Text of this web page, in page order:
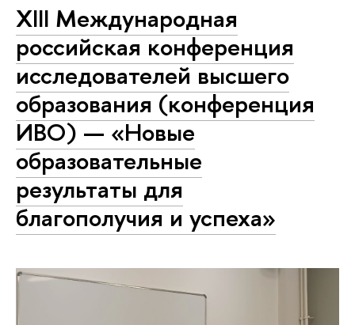
XIII Международная
российская конференция
исследователей высшего
образования (конференция
ИВО) — «Новые
образовательные
результаты для
благополучия и успеха»